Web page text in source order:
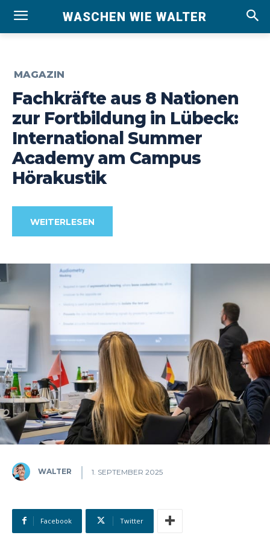
WASCHEN WIE WALTER
MAGAZIN
Fachkräfte aus 8 Nationen
zur Fortbildung in Lübeck:
International Summer
Academy am Campus
Hörakustik
WEITERLESEN
WALTER 1. SEPTEMBER 2025
Facebook Twitter